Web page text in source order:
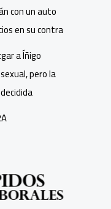
con un auto
en su contra
a Íñigo
pero la